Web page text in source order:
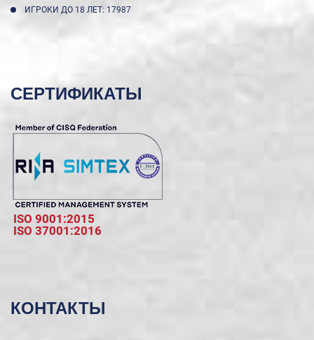
ИГРОКИ ДО 18 ЛЕТ: 17987
СЕРТИФИКАТЫ
ISO 9001:2015
ISO 37001:2016
КОНТАКТЫ